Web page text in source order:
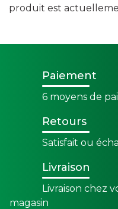
produit est
Paiement
6 moyens de
Retours
Satisfait ou
Livraison
Livraison chez
magasin